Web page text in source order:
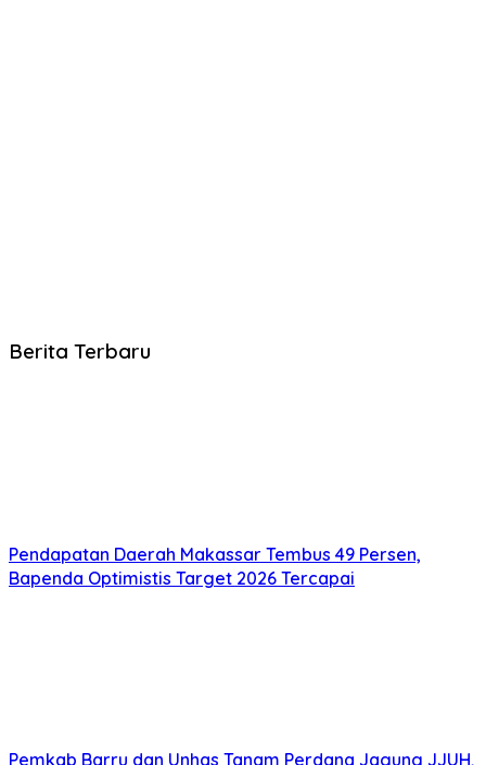
Berita Terbaru
Pendapatan Daerah Makassar Tembus 49 Persen,
Bapenda Optimistis Target 2026 Tercapai
Pemkab Barru dan Unhas Tanam Perdana Jagung JJUH,